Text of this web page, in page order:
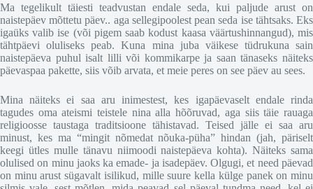
Ma tegelikult täiesti teadvustan endale seda, kui paljude arust on
naistepäev mõttetu päev.. aga sellegipoolest pean seda ise tähtsaks. Eks
igaüks valib ise (või pigem saab kodust kaasa väärtushinnangud), mis
tähtpäevi oluliseks peab. Kuna mina juba väikese tüdrukuna sain
naistepäeva puhul isalt lilli või kommikarpe ja saan tänaseks näiteks
päevaspaa pakette, siis võib arvata, et meie peres on see päev au sees.
Mina näiteks ei saa aru inimestest, kes igapäevaselt endale rinda
tagudes oma ateismi teistele nina alla hõõruvad, aga siis täie rauaga
religioosse taustaga traditsioone tähistavad. Teised jälle ei saa aru
minust, kes ma “mingit nõmedat nõuka-püha” hindan (jah, päriselt
keegi ütles mulle tänavu niimoodi naistepäeva kohta). Näiteks sama
olulised on minu jaoks ka emade- ja isadepäev. Olgugi, et need päevad
on minu arust sügavalt isilikud, mille suure kella külge panek on minu